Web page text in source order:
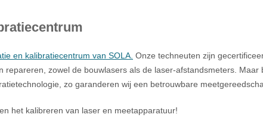
en kalibratiecentrum van SOLA. Onze techneuten zijn
zowel de bouwlasers als de laser-afstandsmeters.
zo garanderen wij een betrouwbare
het kalibreren van laser en meetapparatuur!